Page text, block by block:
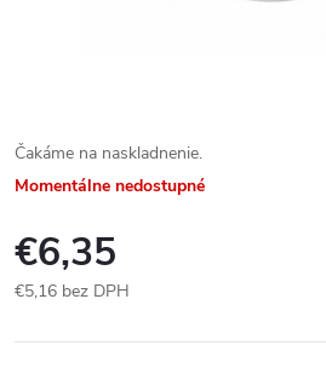
Čakáme na naskladnenie.
Momentálne nedostupné
€6,35
€5,16 bez DPH
cena: